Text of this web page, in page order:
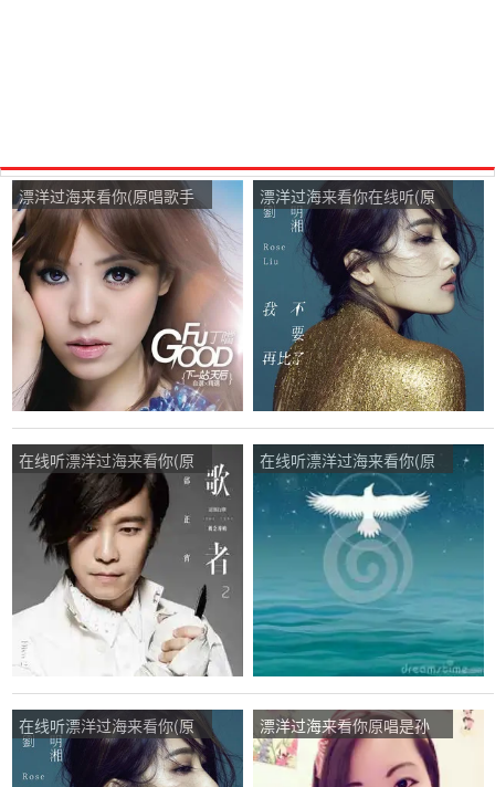
漂洋过海来看你(原唱歌手
丁当)，丫丫在线演唱5237
分
漂洋过海来看你在线听(原
唱是刘明湘)，快乐相随演
唱点播:29次
在线听漂洋过海来看你(原
唱是邰正宵)，左手拉着此
生不离演唱点播:34次
在线听漂洋过海来看你(原
唱是刘明湘)，深蓝演唱点
播:118次
在线听漂洋过海来看你(原
唱是刘明湘)，天使演唱点
播:228次
漂洋过海来看你原唱是孙
露，由江南 Kami（忙）翻
唱(播放:108)